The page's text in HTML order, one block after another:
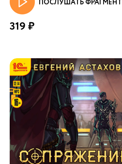
ПОСЛУШАТЬ ФРАГМЕНТ
319 ₽